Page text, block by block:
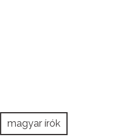
magyar írók